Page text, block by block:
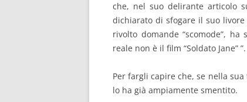
che, nel suo delirante articolo
dichiarato di sfogare il suo
rivolto domande “scomode”,
reale non è il film “Soldato Jane” ”.
Per fargli capire che, se nella
lo ha già ampiamente smentito.